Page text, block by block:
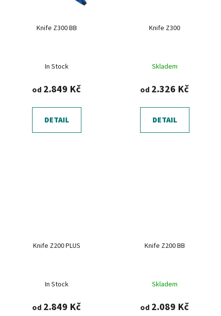
Knife Z300 BB
In Stock
od 2.849 Kč
DETAIL
Knife Z300
Skladem
od 2.326 Kč
DETAIL
Knife Z200 PLUS
In Stock
od 2.849 Kč
Knife Z200 BB
Skladem
od 2.089 Kč